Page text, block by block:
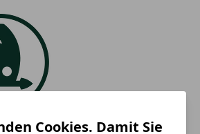
Cookies. Damit Sie